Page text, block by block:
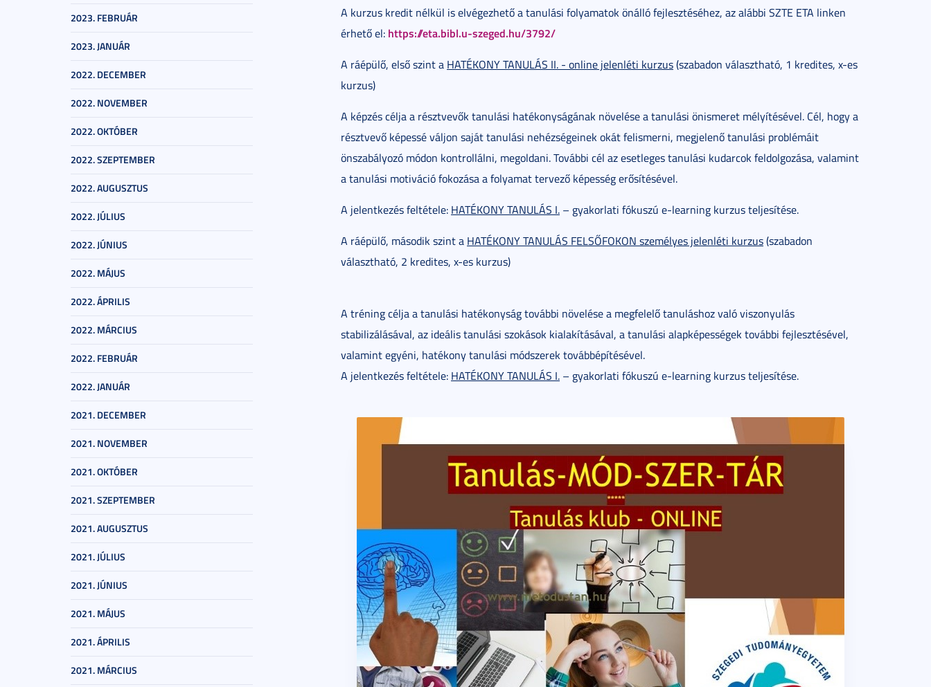
2023. FEBRUÁR
2023. JANUÁR
2022. DECEMBER
2022. NOVEMBER
2022. OKTÓBER
2022. SZEPTEMBER
2022. AUGUSZTUS
2022. JÚLIUS
2022. JÚNIUS
2022. MÁJUS
2022. ÁPRILIS
2022. MÁRCIUS
2022. FEBRUÁR
2022. JANUÁR
2021. DECEMBER
2021. NOVEMBER
2021. OKTÓBER
2021. SZEPTEMBER
2021. AUGUSZTUS
2021. JÚLIUS
2021. JÚNIUS
2021. MÁJUS
2021. ÁPRILIS
2021. MÁRCIUS
A kurzus kredit nélkül is elvégezhető a tanulási folyamatok önálló fejlesztéséhez, az alábbi SZTE ETA linken
érhető el: https://eta.bibl.u-szeged.hu/3792/
A ráépülő, első szint a HATÉKONY TANULÁS II. - online jelenléti kurzus(szabadon választható, 1 kredites, x-es
kurzus)
A képzés célja a résztvevők tanulási hatékonyságának növelése a tanulási önismeret mélyítésével. Cél, hogy a
résztvevő képessé váljon saját tanulási nehézségeinek okát felismerni, megjelenő tanulási problémáit
önszabályozó módon kontrollálni, megoldani. További cél az esetleges tanulási kudarcok feldolgozása, valamint
a tanulási motiváció fokozása a folyamat tervező képesség erősítésével.
A jelentkezés feltétele: HATÉKONY TANULÁS I. – gyakorlati fókuszú e-learning kurzus teljesítése.
A ráépülő, második szint a HATÉKONY TANULÁS FELSŐFOKON személyes jelenléti kurzus(szabadon
választható, 2 kredites, x-es kurzus)
A tréning célja a tanulási hatékonyság további növelése a megfelelő tanuláshoz való viszonyulás
stabilizálásával, az ideális tanulási szokások kialakításával, a tanulási alapképességek további fejlesztésével,
valamint egyéni, hatékony tanulási módszerek továbbépítésével.
A jelentkezés feltétele: HATÉKONY TANULÁS I. – gyakorlati fókuszú e-learning kurzus teljesítése.